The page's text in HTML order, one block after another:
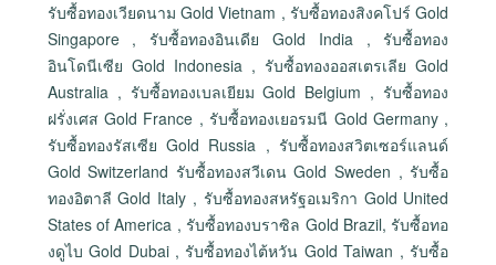
รับซื้อทองเวียดนาม Gold Vietnam , รับซื้อทองสิงคโปร์ Gold
Singapore , รับซื้อทองอินเดีย Gold India , รับซื้อทอง
อินโดนีเซีย Gold Indonesia , รับซื้อทองออสเตรเลีย Gold
Australia , รับซื้อทองเบลเยียม Gold Belgium , รับซื้อทอง
ฝรั่งเศส Gold France , รับซื้อทองเยอรมนี Gold Germany ,
รับซื้อทองรัสเซีย Gold Russia , รับซื้อทองสวิตเซอร์แลนด์
Gold Switzerland รับซื้อทองสวีเดน Gold Sweden , รับซื้อ
ทองอิตาลี Gold Italy , รับซื้อทองสหรัฐอเมริกา Gold United
States of America , รับซื้อทองบราซิล Gold Brazil, รับซื้อทอ
งดูไบ Gold Dubai , รับซื้อทองไต้หวัน Gold Taiwan , รับซื้อ